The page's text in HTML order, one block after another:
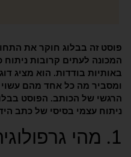
פוסט זה בבלוג חוקר את
המכונה לעתים קרובות
באותיות בודדות. הוא מציג
ומסביר מה כל אחד מהם עשוי
הרגשי של הכותב. הפוסט
ניתוח עצמי בסיסי של כתב
1. מהי גרפולוגיה?